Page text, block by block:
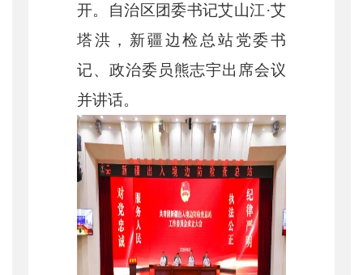
开。自治区团委书记艾山江·艾
塔洪，新疆边检总站党委书
记、政治委员熊志宇出席会议
并讲话。